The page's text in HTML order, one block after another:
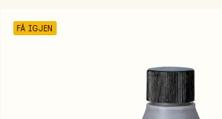
FÅ IGJEN